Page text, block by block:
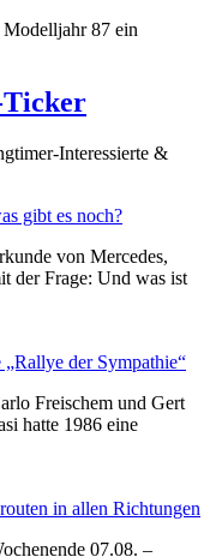
87 ein
Ticker
Interessierte &
gibt es noch?
von Mercedes,
der Frage: Und was ist
der Sympathie“
Freischem und Gert
hatte 1986 eine
in allen Richtungen
07.08. –